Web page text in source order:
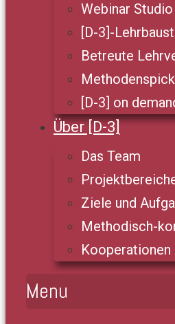
Webinar Studio
[D-3]-
Betreute
[D-3] on
Über [D-3]
Das Team
Ziele und
Methodisch-
Kooperationen
Menu